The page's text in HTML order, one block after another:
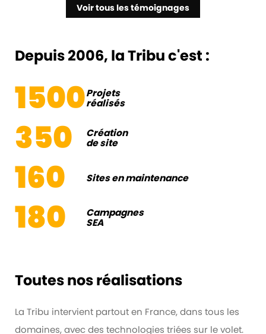
Voir tous les témoignages
Depuis 2006, la Tribu c'est :
1500Projets
réalisés
350
Création
de site
160 Sites en maintenance
180
Campagnes
SEA
Toutes nos réalisations
La Tribu intervient partout en France, dans tous les
domaines, avec des technologies triées sur le volet.